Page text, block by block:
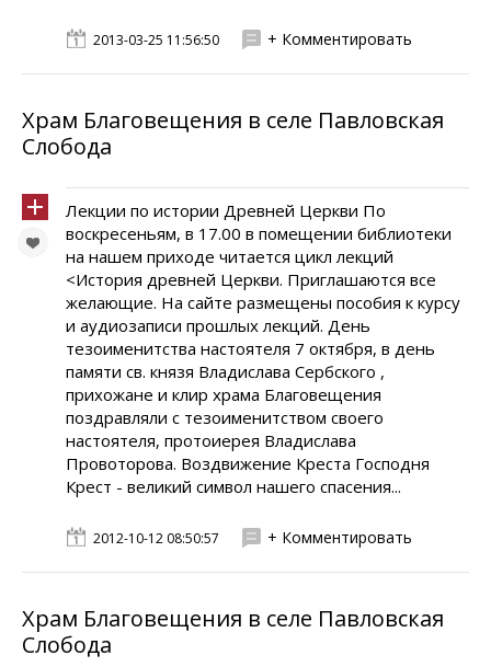
2013-03-25 11:56:50 + Комментировать
Храм Благовещения в селе Павловская
Слобода
Лекции по истории Древней Церкви По
воскресеньям, в 17.00 в помещении библиотеки
на нашем приходе читается цикл лекций
<История древней Церкви. Приглашаются все
желающие. На сайте размещены пособия к курсу
и аудиозаписи прошлых лекций. День
тезоименитства настоятеля 7 октября, в день
памяти св. князя Владислава Сербского ,
прихожане и клир храма Благовещения
поздравляли с тезоименитством своего
настоятеля, протоиерея Владислава
Провоторова. Воздвижение Креста Господня
Крест - великий символ нашего спасения...
2012-10-12 08:50:57 + Комментировать
Храм Благовещения в селе Павловская
Слобода